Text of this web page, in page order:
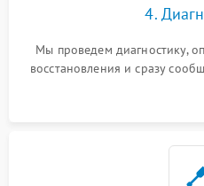
4.
Мы проведем диагностику,
восстановления и сразу